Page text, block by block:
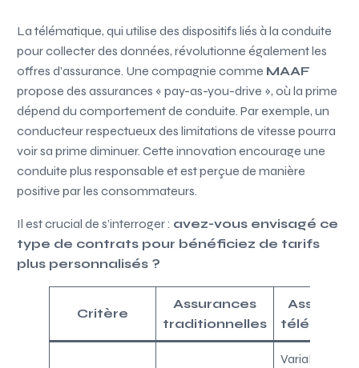
La télématique, qui utilise des dispositifs liés à la conduite
pour collecter des données, révolutionne également les
offres d’assurance. Une compagnie comme MAAF
propose des assurances « pay-as-you-drive », où la prime
dépend du comportement de conduite. Par exemple, un
conducteur respectueux des limitations de vitesse pourra
voir sa prime diminuer. Cette innovation encourage une
conduite plus responsable et est perçue de manière
positive par les consommateurs.
Il est crucial de s’interroger : avez-vous envisagé ce
type de contrats pour bénéficiez de tarifs
plus personnalisés ?
Critère
Assurances
traditionnelles
Variable,